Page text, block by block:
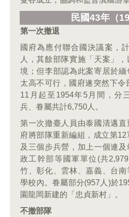
民國43年（
第一次撤退
國府為應付聯合國決議案，
人，其餘部隊實施「天案」
境；但李部認為此案寄居於
太高不可行，國府遂突然下令
11月起至1954年5月間，分
兵、眷屬共計6,750人。
第一次撤臺人員由泰國清邁直
府將部隊重新編組，成立第
及三個步兵營，加上一個連及
政工幹部等國軍單位(共
竹、彰化、雲林、嘉義、台
學校內。眷屬部分(957人)於
園龍岡新建的「忠貞新村」。
不撤部隊